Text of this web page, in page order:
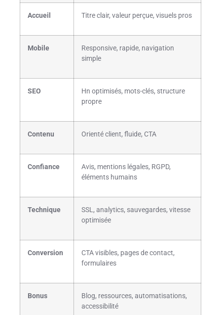
Accueil Titre clair, valeur perçue, visuels pros
Mobile
Responsive, rapide, navigation
simple
SEO
Hn optimisés, mots-clés, structure
propre
Contenu Orienté client, fluide, CTA
Confiance
Avis, mentions légales, RGPD,
éléments humains
Technique
SSL, analytics, sauvegardes, vitesse
optimisée
Conversion
CTA visibles, pages de contact,
formulaires
Bonus
Blog, ressources, automatisations,
accessibilité